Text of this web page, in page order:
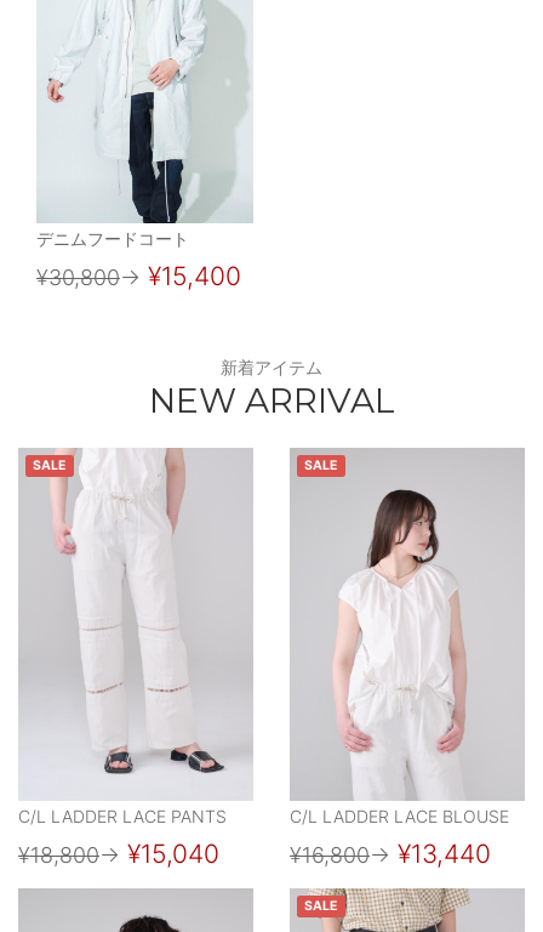
デニムフードコート
¥30,800→ ¥15,400
新着アイテム
NEW ARRIVAL
SALE
C/L LADDER LACE PANTS
¥18,800→ ¥15,040
SALE
C/L LADDER LACE BLOUSE
¥16,800→ ¥13,440
SALE